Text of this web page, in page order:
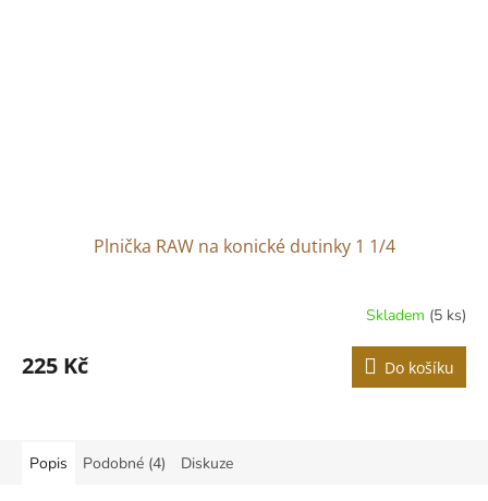
Plnička RAW na konické dutinky 1 1/4
Skladem (5 ks)
225 Kč Do košíku
Popis Podobné (4) Diskuze